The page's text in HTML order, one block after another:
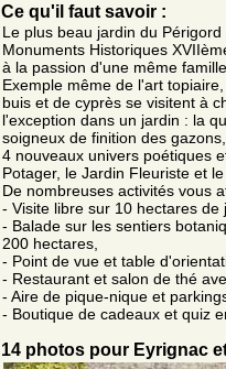
Ce qu'il faut savoir :
Le plus beau jardin du
Monuments Historiques
à la passion d'une même
Exemple même de l'art
buis et de cyprès se visitent à
l'exception dans un jardin : la
soigneux de finition des
4 nouveaux univers poétiques
Potager, le Jardin Fleuriste et
De nombreuses activités vous
- Visite libre sur 10 hectares de
- Balade sur les sentiers
200 hectares,
- Point de vue et table
- Restaurant et salon de thé
- Aire de pique-nique et
- Boutique de cadeaux et quiz
14 photos pour Eyrignac